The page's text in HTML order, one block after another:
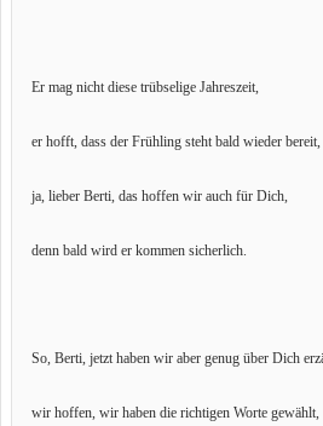
Er mag nicht diese trübselige Jahreszeit,
er hofft, dass der Frühling steht bald wieder bereit,
ja, lieber Berti, das hoffen wir auch für Dich,
denn bald wird er kommen sicherlich.
So, Berti, jetzt haben wir aber genug über Dich
wir hoffen, wir haben die richtigen Worte gewählt,